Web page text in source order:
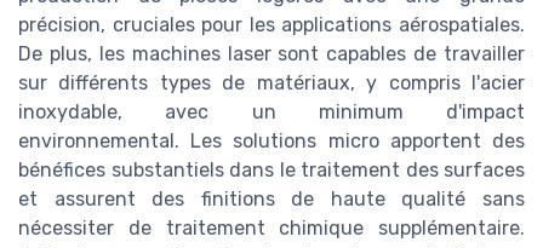
précision, cruciales pour les applications aérospatiales.
De plus, les machines laser sont capables de travailler
sur différents types de matériaux, y compris l'acier
inoxydable, avec un minimum d'impact
environnemental. Les solutions micro apportent des
bénéfices substantiels dans le traitement des surfaces
et assurent des finitions de haute qualité sans
nécessiter de traitement chimique supplémentaire.